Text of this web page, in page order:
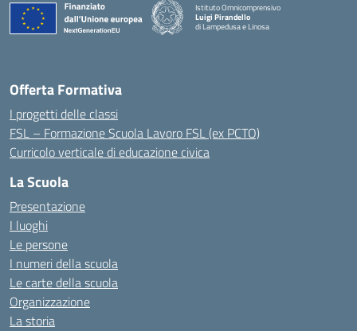
Istituto Omnicomprensivo
Luigi Pirandello
di Lampedusa e Linosa
Offerta Formativa
I progetti delle classi
FSL – Formazione Scuola Lavoro FSL (ex PCTO)
Curricolo verticale di educazione civica
La Scuola
Presentazione
I luoghi
Le persone
I numeri della scuola
Le carte della scuola
Organizzazione
La storia